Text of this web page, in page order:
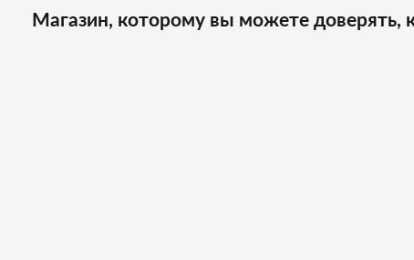
Магазин, которому вы можете доверять,